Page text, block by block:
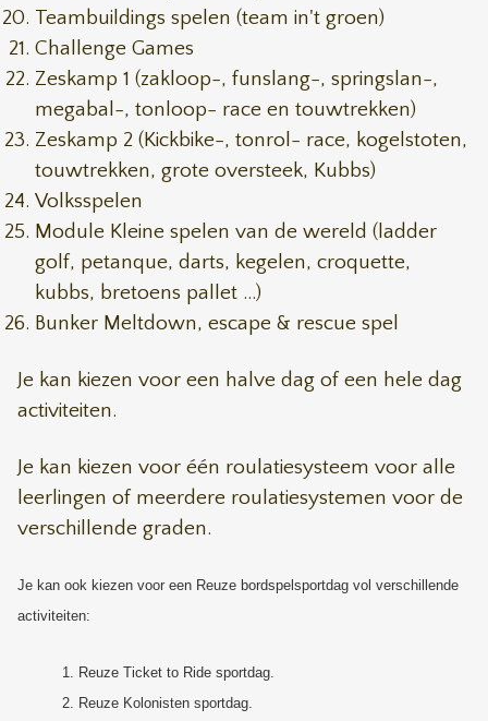
Teambuildings spelen (team in't groen)
Challenge Games
Zeskamp 1 (zakloop-, funslang-, springslan-,
megabal-, tonloop- race en touwtrekken)
Zeskamp 2 (Kickbike-, tonrol- race, kogelstoten,
touwtrekken, grote oversteek, Kubbs)
Volksspelen
Module Kleine spelen van de wereld (ladder
golf, petanque, darts, kegelen, croquette,
kubbs, bretoens pallet ...)
Bunker Meltdown, escape & rescue spel
Je kan kiezen voor een halve dag of een hele dag
activiteiten.
Je kan kiezen voor één roulatiesysteem voor alle
leerlingen of meerdere roulatiesystemen voor de
verschillende graden.
Je kan ook kiezen voor een Reuze bordspelsportdag vol verschillende
activiteiten:
Reuze Ticket to Ride sportdag.
Reuze Kolonisten sportdag.